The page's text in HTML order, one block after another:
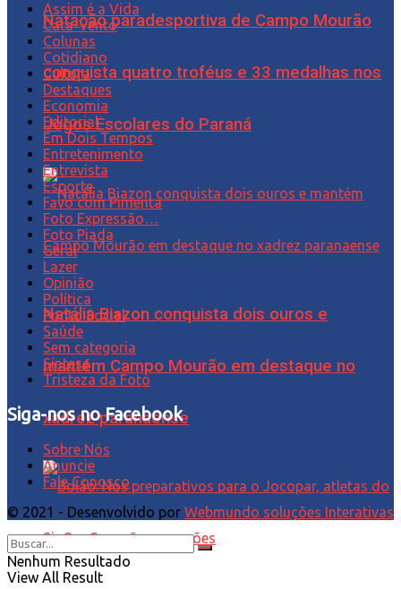
Natação paradesportiva de Campo Mourão
conquista quatro troféus e 33 medalhas nos
Jogos Escolares do Paraná
Natália Biazon conquista dois ouros e
mantém Campo Mourão em destaque no
xadrez paranaense
Assim é a Vida
Cata-Vento
Colunas
Cotidiano
Cultura
Destaques
Economia
Editorial
Em Dois Tempos
Entretenimento
Entrevista
Esporte
Favo com Pimenta
Foto Expressão…
Foto Piada
Geral
Lazer
Opinião
Política
Ponto Social
Saúde
Sem categoria
Síntese
Tristeza da Foto
Siga-nos no Facebook
Sobre Nós
Anuncie
Fale Conosco
© 2021 - Desenvolvido por Webmundo soluções Interativas
Nenhum Resultado
View All Result